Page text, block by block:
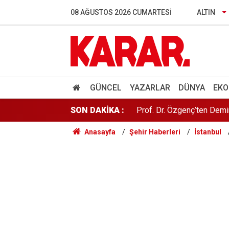
08 AĞUSTOS 2026 CUMARTESI ALTIN
GÜNCEL YAZARLAR DÜNYA
SON DAKİKA :
Faili meçhul dosyalar
Anıtkabir ziyaretiyle
Prof. Dr. Özgenç’ten
Datça’da tescilli hasat
YENİ Parti'den 'yeni nesil
Anasayfa Şehir Haberleri İstanbul